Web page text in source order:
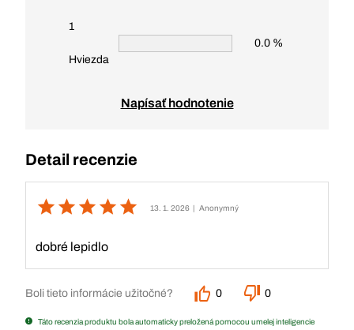
1
Hviezda
0.0 %
Napísať hodnotenie
Detail recenzie
13. 1. 2026 | Anonymný
dobré lepidlo
Boli tieto informácie užitočné? 0 0
Táto recenzia produktu bola automaticky preložená pomocou umelej inteligencie